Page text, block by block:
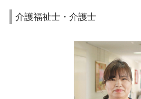
介護福祉士・介護士